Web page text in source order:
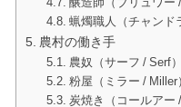
蝋燭職人（チャンド
農村の働き手
農奴（サーフ / Serf
粉屋（ミラー / Miller
炭焼き（コールアー /